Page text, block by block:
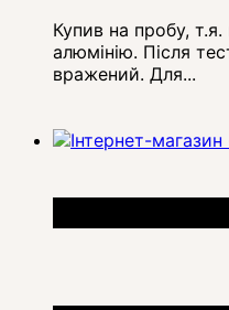
Купив на пробу,
алюмінію. Після
вражений. Для...